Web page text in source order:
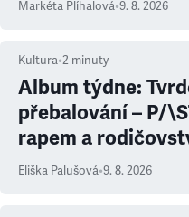
Markéta Plíhalová•9. 8. 2026
Kultura•2 minuty
Album týdne:
přebalování – P/
rapem a
Eliška Palušová•9. 8. 2026